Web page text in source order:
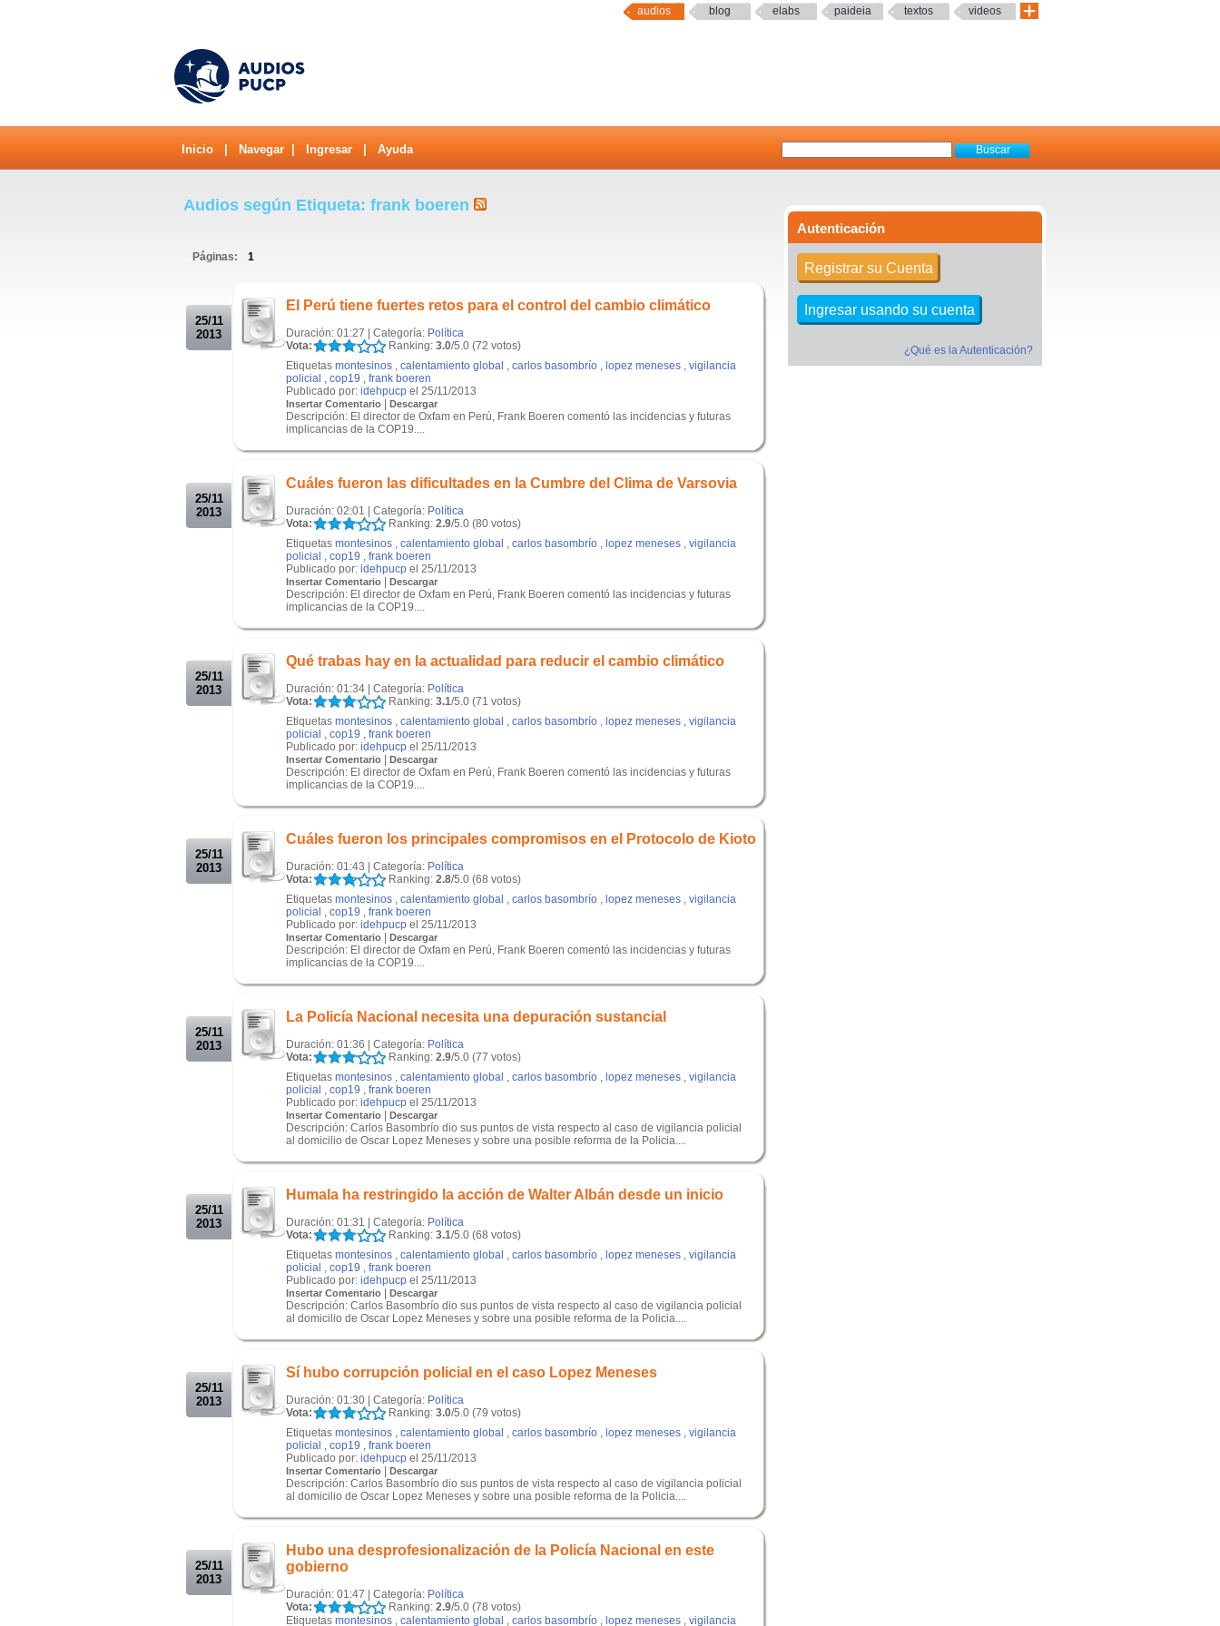
audios blog elabs paideia textos videos
Inicio Navegar Ingresar Ayuda
Autenticación
Registrar su Cuenta
Ingresar usando su cuenta
¿Qué es la Autenticación?
Audios según Etiqueta: frank boeren
Páginas: 1
25/11
2013
El Perú tiene fuertes retos para el control del cambio climático
Duración: 01:27 | Categoría: Política
Vota:
Ranking: 3.0/5.0 (72 votos)
Etiquetas montesinos , calentamiento global , carlos basombrío , lopez meneses , vigilancia
policial , cop19 , frank boeren
Publicado por: idehpucp el 25/11/2013
Insertar Comentario | Descargar
Descripción: El director de Oxfam en Perú, Frank Boeren comentó las incidencias y futuras
implicancias de la COP19....
25/11
2013
Cuáles fueron las dificultades en la Cumbre del Clima de Varsovia
Duración: 02:01 | Categoría: Política
Vota:
Ranking: 2.9/5.0 (80 votos)
Etiquetas montesinos , calentamiento global , carlos basombrío , lopez meneses , vigilancia
policial , cop19 , frank boeren
Publicado por: idehpucp el 25/11/2013
Insertar Comentario | Descargar
Descripción: El director de Oxfam en Perú, Frank Boeren comentó las incidencias y futuras
implicancias de la COP19....
25/11
2013
Qué trabas hay en la actualidad para reducir el cambio climático
Duración: 01:34 | Categoría: Política
Vota:
Ranking: 3.1/5.0 (71 votos)
Etiquetas montesinos , calentamiento global , carlos basombrío , lopez meneses , vigilancia
policial , cop19 , frank boeren
Publicado por: idehpucp el 25/11/2013
Insertar Comentario | Descargar
Descripción: El director de Oxfam en Perú, Frank Boeren comentó las incidencias y futuras
implicancias de la COP19....
25/11
2013
Cuáles fueron los principales compromisos en el Protocolo de Kioto
Duración: 01:43 | Categoría: Política
Vota:
Ranking: 2.8/5.0 (68 votos)
Etiquetas montesinos , calentamiento global , carlos basombrío , lopez meneses , vigilancia
policial , cop19 , frank boeren
Publicado por: idehpucp el 25/11/2013
Insertar Comentario | Descargar
Descripción: El director de Oxfam en Perú, Frank Boeren comentó las incidencias y futuras
implicancias de la COP19....
25/11
2013
La Policía Nacional necesita una depuración sustancial
Duración: 01:36 | Categoría: Política
Vota:
Ranking: 2.9/5.0 (77 votos)
Etiquetas montesinos , calentamiento global , carlos basombrío , lopez meneses , vigilancia
policial , cop19 , frank boeren
Publicado por: idehpucp el 25/11/2013
Insertar Comentario | Descargar
Descripción: Carlos Basombrío dio sus puntos de vista respecto al caso de vigilancia policial
al domicilio de Oscar Lopez Meneses y sobre una posible reforma de la Policia....
25/11
2013
Humala ha restringido la acción de Walter Albán desde un inicio
Duración: 01:31 | Categoría: Política
Vota:
Ranking: 3.1/5.0 (68 votos)
Etiquetas montesinos , calentamiento global , carlos basombrío , lopez meneses , vigilancia
policial , cop19 , frank boeren
Publicado por: idehpucp el 25/11/2013
Insertar Comentario | Descargar
Descripción: Carlos Basombrío dio sus puntos de vista respecto al caso de vigilancia policial
al domicilio de Oscar Lopez Meneses y sobre una posible reforma de la Policia....
25/11
2013
Sí hubo corrupción policial en el caso Lopez Meneses
Duración: 01:30 | Categoría: Política
Vota:
Ranking: 3.0/5.0 (79 votos)
Etiquetas montesinos , calentamiento global , carlos basombrío , lopez meneses , vigilancia
policial , cop19 , frank boeren
Publicado por: idehpucp el 25/11/2013
Insertar Comentario | Descargar
Descripción: Carlos Basombrío dio sus puntos de vista respecto al caso de vigilancia policial
al domicilio de Oscar Lopez Meneses y sobre una posible reforma de la Policia....
25/11
2013
Hubo una desprofesionalización de la Policía Nacional en este
gobierno
Duración: 01:47 | Categoría: Política
Vota:
Ranking: 2.9/5.0 (78 votos)
Etiquetas montesinos , calentamiento global , carlos basombrío , lopez meneses , vigilancia